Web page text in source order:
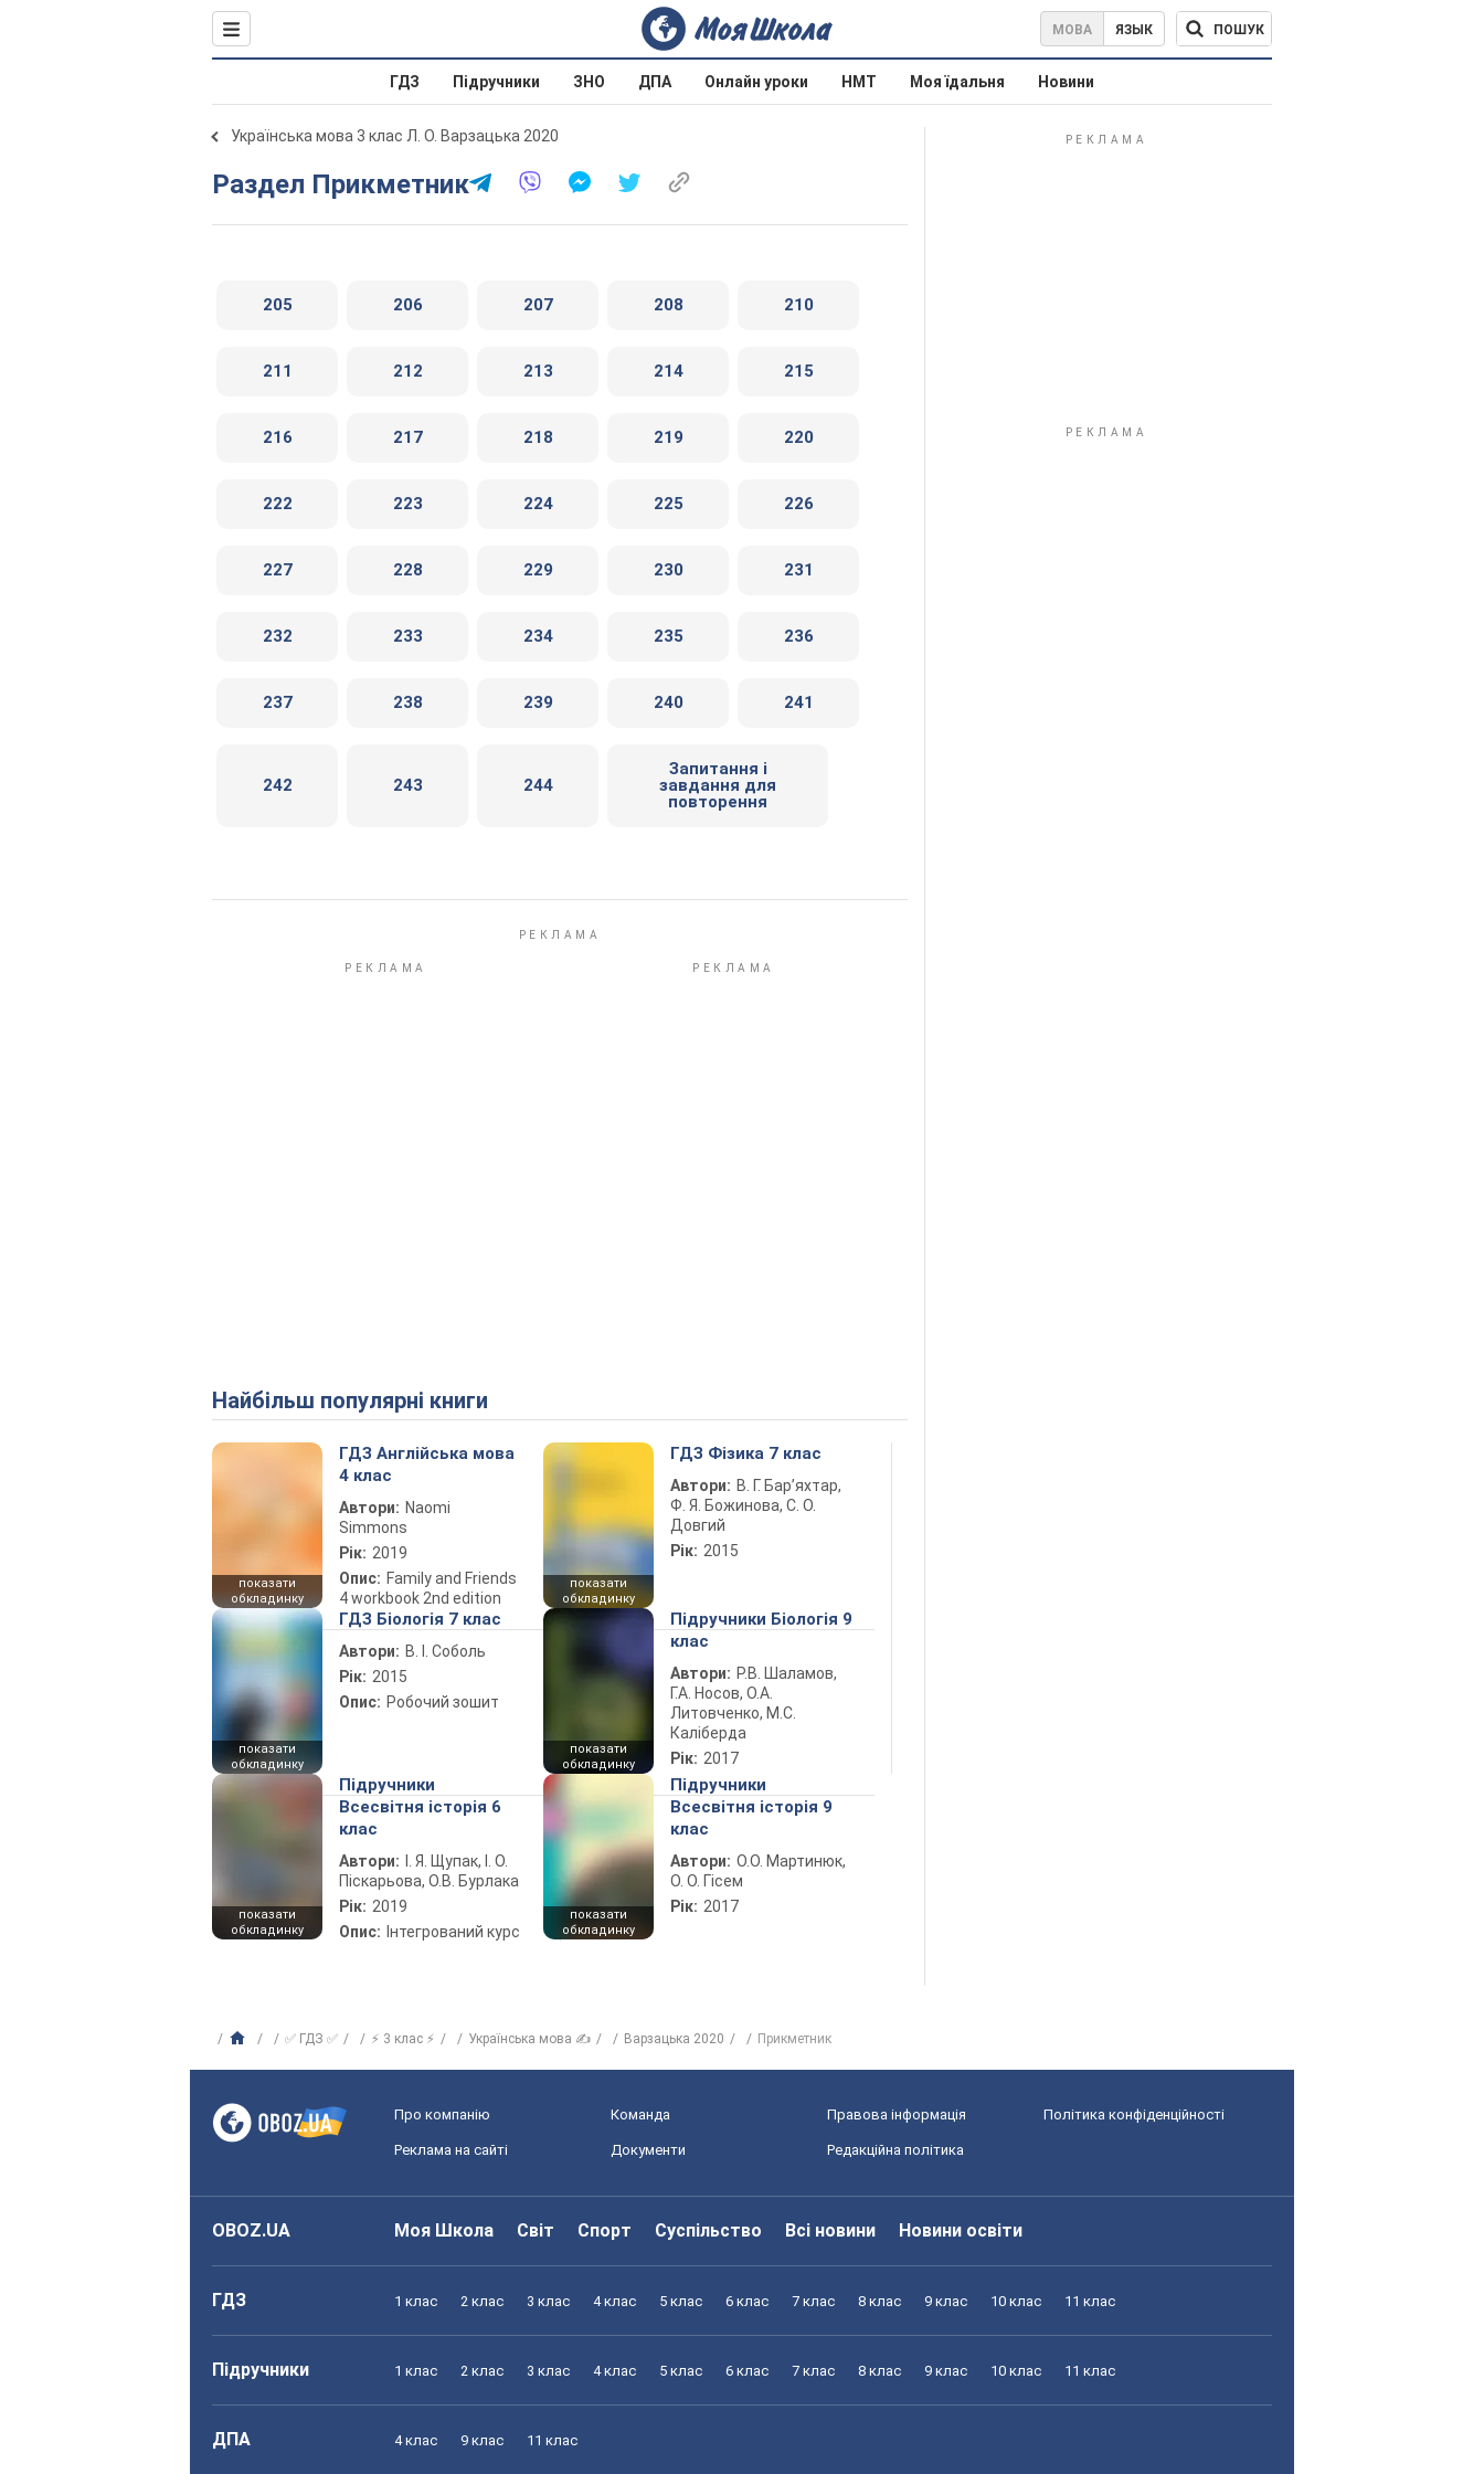
МОВА ЯЗЫК ПОШУК
ГДЗ Підручники ЗНО ДПА Онлайн уроки НМТ Моя їдальня Новини
Українська мова 3 клас Л. О. Варзацька 2020
Раздел Прикметник
205 206 207 208 210
211 212 213 214 215
216 217 218 219 220
222 223 224 225 226
227 228 229 230 231
232 233 234 235 236
237 238 239 240 241
242 243 244
Запитання і
завдання для
повторення
Найбільш популярні книги
показати
обкладинку
ГДЗ Англійська мова
4 клас
Автори: Naomi
Simmons
Рік: 2019
Опис: Family and Friends
4 workbook 2nd edition
показати
обкладинку
ГДЗ Фізика 7 клас
Автори: В. Г. Бар’яхтар,
Ф. Я. Божинова, С. О.
Довгий
Рік: 2015
показати
обкладинку
ГДЗ Біологія 7 клас
Автори: В. І. Соболь
Рік: 2015
Опис: Робочий зошит
показати
обкладинку
Підручники Біологія 9
клас
Автори: Р.В. Шаламов,
Г.А. Носов, О.А.
Литовченко, М.С.
Каліберда
Рік: 2017
показати
обкладинку
Підручники
Всесвітня історія 6
клас
Автори:
І. Я. Щупак, І. О.
Піскарьова, О.В. Бурлака
Рік: 2019
Опис: Інтегрований курс
показати
обкладинку
Підручники
Всесвітня історія 9
клас
Автори: О.О. Мартинюк,
О. О. Гісем
Рік: 2017
✅ ГДЗ ✅ ⚡ 3 клас ⚡ Українська мова ✍ Варзацька 2020 Прикметник
Про компанію Команда Правова інформація Політика конфіденційності
Реклама на сайті Документи Редакційна політика
OBOZ.UA Моя Школа Світ Спорт Суспільство Всі новини Новини освіти
ГДЗ 1 клас 2 клас 3 клас 4 клас 5 клас 6 клас 7 клас 8 клас 9 клас 10 клас 11 клас
Підручники 1 клас 2 клас 3 клас 4 клас 5 клас 6 клас 7 клас 8 клас 9 клас 10 клас 11 клас
ДПА 4 клас 9 клас 11 клас